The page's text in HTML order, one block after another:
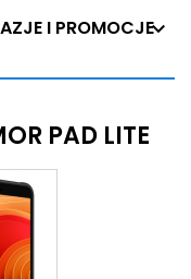
I PROMOCJE
PAD LITE